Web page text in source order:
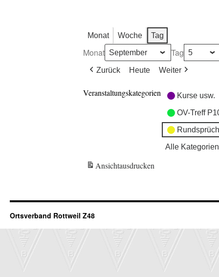
Monat Woche Tag
Monat Tag
Zurück Heute Weiter
Veranstaltungskategorien Kurse usw.
OV-Treff
Alle Kategorien
Ansichtausdrucken
Ortsverband Rottweil Z48